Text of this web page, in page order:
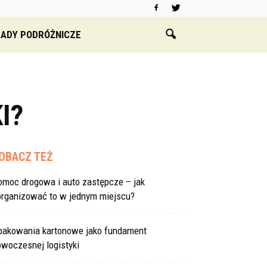
PODRÓŻNICZE
TEŻ
drogowa i auto zastępcze – jak
to w jednym miejscu?
kartonowe jako fundament
logistyki